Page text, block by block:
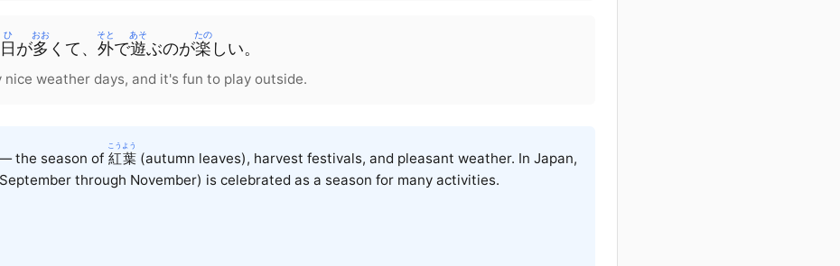
日
ひ
が多
おお
くて 、 外
そと
で遊
あそ
ぶのが楽
たの
しい。
nice weather days, and it's fun to play outside.
the season of 紅葉
こうよう
(autumn leaves), harvest festivals, and pleasant weather. In Japan,
through November) is celebrated as a season for many activities.